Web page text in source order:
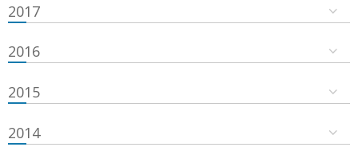
2017
2016
2015
2014